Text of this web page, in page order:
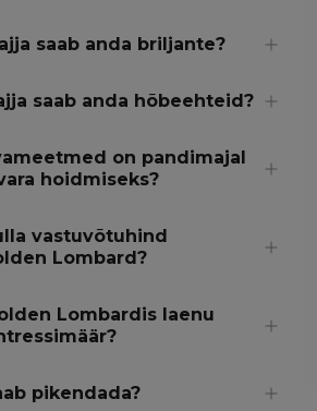
saab anda briljante?
saab anda hõbeehteid?
on pandimajal
hoidmiseks?
vastuvõtuhind
Lombard?
Lombardis laenu
pikendada?